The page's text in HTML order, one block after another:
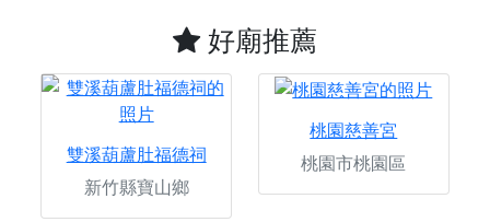
好廟推薦
雙溪葫蘆肚福德祠
新竹縣寶山鄉
桃園慈善宮
桃園市桃園區